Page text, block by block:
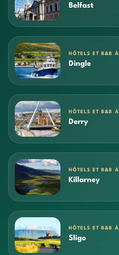
Belfast
HÔTELS ET B&B À
Dingle
HÔTELS ET B&B À
Derry
HÔTELS ET B&B À
Killarney
HÔTELS ET B&B À
Sligo